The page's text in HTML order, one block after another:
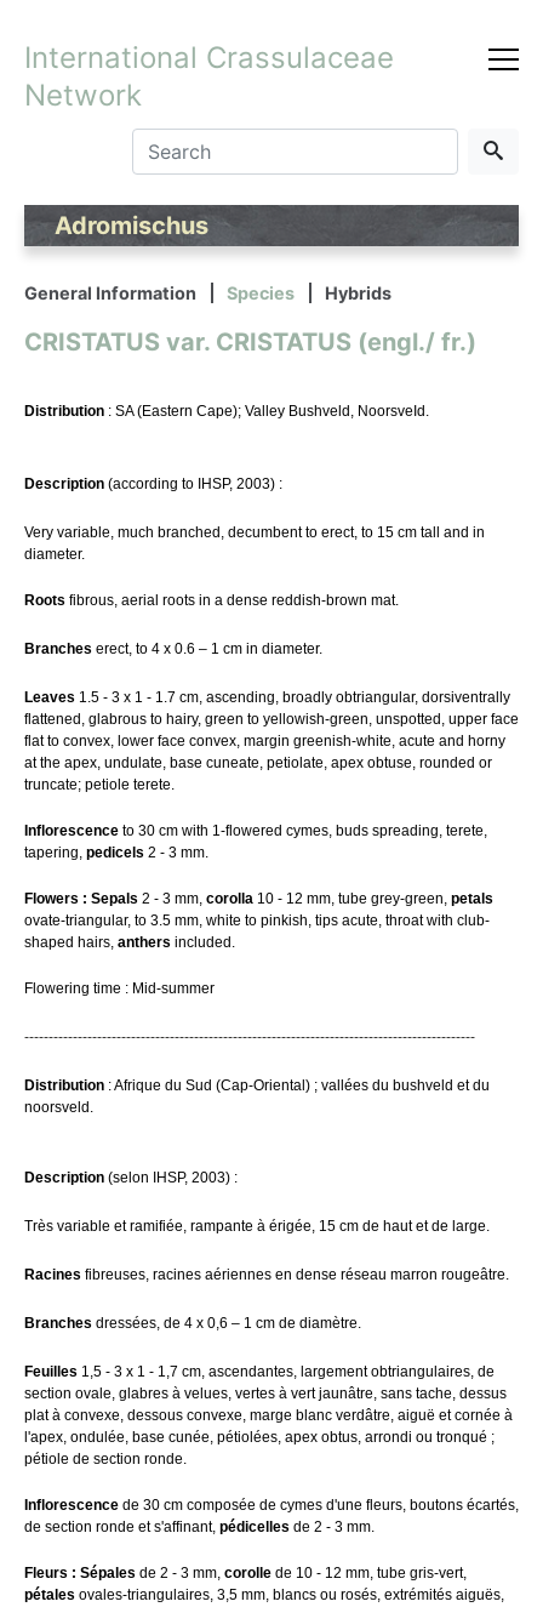
International Crassulaceae
Network
Adromischus
General Information Species Hybrids
CRISTATUS var. CRISTATUS (engl./ fr.)
Distribution : SA (Eastern Cape); Valley Bushveld, NoorsveId.
Description (according to IHSP, 2003) :
Very variable, much branched, decumbent to erect, to 15 cm tall and in
diameter.
Roots fibrous, aerial roots in a dense reddish-brown mat.
Branches erect, to 4 x 0.6 – 1 cm in diameter.
Leaves 1.5 - 3 x 1 - 1.7 cm, ascending, broadly obtriangular, dorsiventrally
flattened, glabrous to hairy, green to yellowish-green, unspotted, upper face
flat to convex, lower face convex, margin greenish-white, acute and horny
at the apex, undulate, base cuneate, petiolate, apex obtuse, rounded or
truncate; petiole terete.
Inflorescence to 30 cm with 1-flowered cymes, buds spreading, terete,
tapering, pedicels 2 - 3 mm.
Flowers : Sepals 2 - 3 mm, corolla 10 - 12 mm, tube grey-green, petals
ovate-triangular, to 3.5 mm, white to pinkish, tips acute, throat with club-
shaped hairs, anthers included.
Flowering time : Mid-summer
---------------------------------------------------------------------------------------------
Distribution : Afrique du Sud (Cap-Oriental) ; vallées du bushveld et du
noorsveld.
Description (selon IHSP, 2003) :
Très variable et ramifiée, rampante à érigée, 15 cm de haut et de large.
Racines fibreuses, racines aériennes en dense réseau marron rougeâtre.
Branches dressées, de 4 x 0,6 – 1 cm de diamètre.
Feuilles 1,5 - 3 x 1 - 1,7 cm, ascendantes, largement obtriangulaires, de
section ovale, glabres à velues, vertes à vert jaunâtre, sans tache, dessus
plat à convexe, dessous convexe, marge blanc verdâtre, aiguë et cornée à
l'apex, ondulée, base cunée, pétiolées, apex obtus, arrondi ou tronqué ;
pétiole de section ronde.
Inflorescence de 30 cm composée de cymes d'une fleurs, boutons écartés,
de section ronde et s'affinant, pédicelles de 2 - 3 mm.
Fleurs : Sépales de 2 - 3 mm, corolle de 10 - 12 mm, tube gris-vert,
pétales ovales-triangulaires, 3,5 mm, blancs ou rosés, extrémités aiguës,